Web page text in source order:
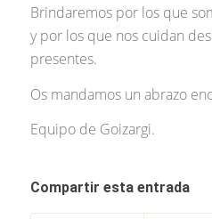
Brindaremos por los que
y por los que nos cuidan
presentes.
Os mandamos un abrazo
Equipo de Goizargi.
Compartir esta entrada